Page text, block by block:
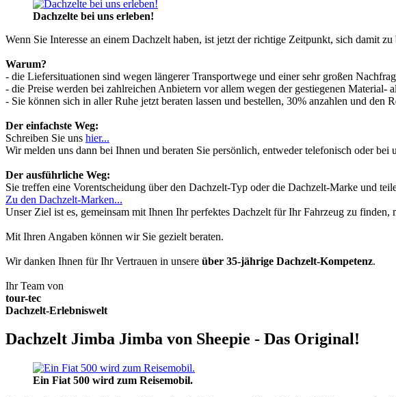
Dachzelte bei uns erleben!
Wenn Sie Interesse an einem Dachzelt haben, ist jetzt der richtige Zeitpunkt, sich damit zu
Warum?
- die Liefersituationen sind wegen längerer Transportwege und einer sehr großen
- die Preise werden bei zahlreichen Anbietern vor allem wegen der gestiegenen Material-
- Sie können sich in aller Ruhe jetzt beraten lassen und bestellen, 30% anzahlen und den
Der einfachste Weg:
Schreiben Sie uns hier...
Wir melden uns dann bei Ihnen und beraten Sie persönlich, entweder telefonisch oder
Der ausführliche Weg:
Sie treffen eine Vorentscheidung über den Dachzelt-Typ oder die Dachzelt-Marke und
Zu den Dachzelt-Marken...
Unser Ziel ist es, gemeinsam mit Ihnen Ihr perfektes Dachzelt für Ihr Fahrzeug zu finden,
Mit Ihren Angaben können wir Sie gezielt beraten.
Wir danken Ihnen für Ihr Vertrauen in unsere über 35-jährige Dachzelt-Kompetenz.
Ihr Team von
tour-tec
Dachzelt-Erlebniswelt
Dachzelt Jimba Jimba von Sheepie - Das Original!
Ein Fiat 500 wird zum Reisemobil.